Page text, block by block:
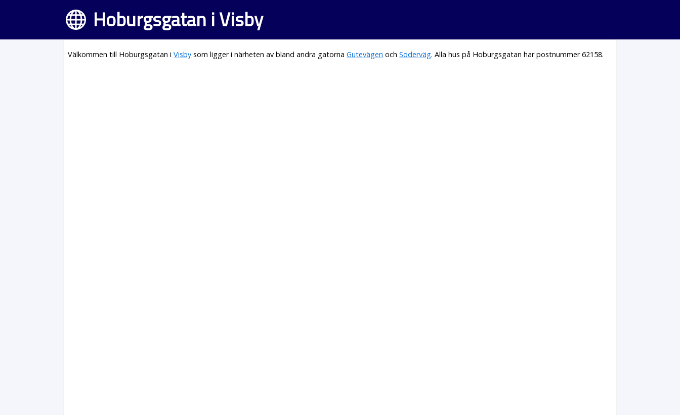
Hoburgsgatan i Visby
Välkommen till Hoburgsgatan iVisby som ligger i närheten av bland andra gatornaGutevägen ochSöderväg. Alla hus på Hoburgsgatan har postnummer 62158.